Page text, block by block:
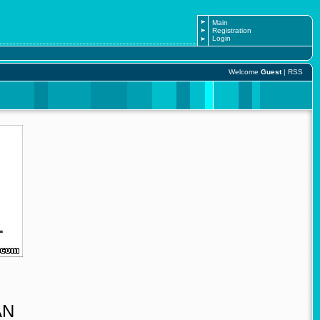
Main
Registration
Login
Welcome Guest| RSS